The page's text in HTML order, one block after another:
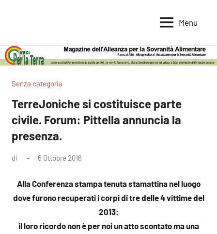
per
la
Terra
per
la
Alimentare
Menu
Senza categoria
TerreJoniche si costituisce parte
civile. Forum: Pittella annuncia la
presenza.
di 6 Ottobre 2016
Alla Conferenza stampa tenuta stamattina nel luogo
dove furono recuperati i corpi di tre delle 4 vittime del
2013:
il loro ricordo non è per noi un atto scontato ma una